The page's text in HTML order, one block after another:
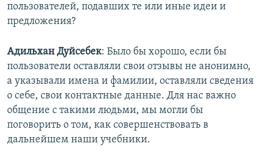
пользователей, подавших те или иные идеи и
предложения?
Адильхан Дуйсебек: Было бы хорошо, если бы
пользователи оставляли свои отзывы не анонимно,
а указывали имена и фамилии, оставляли сведения
о себе, свои контактные данные. Для нас важно
общение с такими людьми, мы могли бы
поговорить о том, как совершенствовать в
дальнейшем наши учебники.